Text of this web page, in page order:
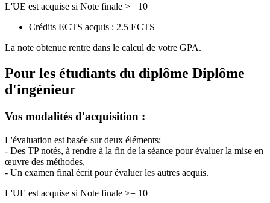
L'UE est acquise si Note finale >= 10
Crédits ECTS acquis : 2.5 ECTS
La note obtenue rentre dans le calcul de votre GPA.
Pour les étudiants du diplôme Diplôme
d'ingénieur
Vos modalités d'acquisition :
L'évaluation est basée sur deux éléments:
- Des TP notés, à rendre à la fin de la séance pour évaluer la mise en
œuvre des méthodes,
- Un examen final écrit pour évaluer les autres acquis.
L'UE est acquise si Note finale >= 10